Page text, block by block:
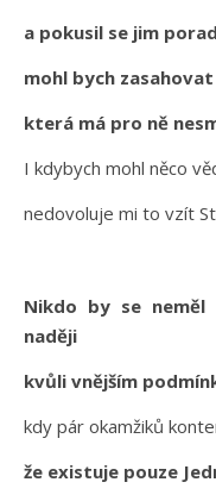
a pokusil se jim
mohl bych
která má pro ně
I kdybych mohl něco
nedovoluje mi to vzít
Nikdo by se
naději
kvůli vnějším
kdy pár okamžiků
že existuje pouze